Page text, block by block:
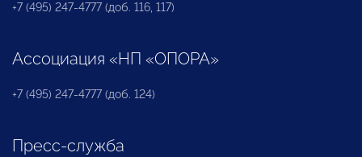
+7 (495) 247-4777 (доб. 116, 117)
Ассоциация «НП «ОПОРА»
+7 (495) 247-4777 (доб. 124)
Пресс-служба